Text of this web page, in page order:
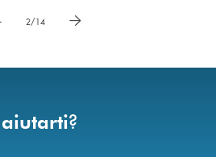
vai a immagne precedente
2/14 vai a immagine successiva
aiutarti?